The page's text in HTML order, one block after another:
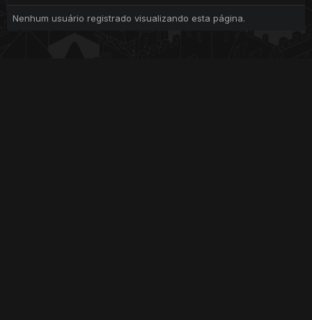
Nenhum usuário registrado visualizando esta página.